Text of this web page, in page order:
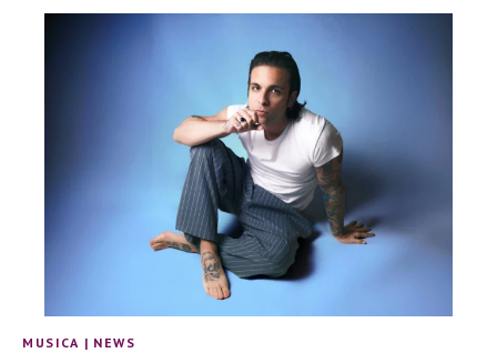
MUSICA | NEWS